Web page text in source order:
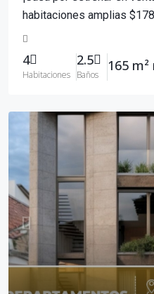
habitaciones amplias
4
Habitaciones
2.5
Baños
165 m²